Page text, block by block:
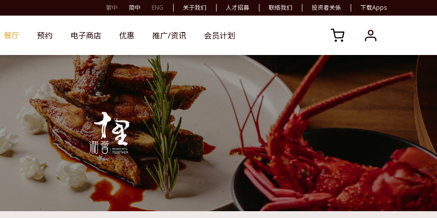
繁中 简中 ENG 关于我们 人才招募 联络我们 投资者关係 下载Apps
餐厅 预约 电子商店 优惠 推广/资讯 会员计划